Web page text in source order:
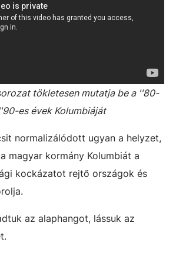
tökletesen mutatja be a ''80-
es évek Kolumbiáját
normalizálódott ugyan a helyzet,
magyar kormány Kolumbiát a
kockázatot rejtő országok és
az alaphangot, lássuk az